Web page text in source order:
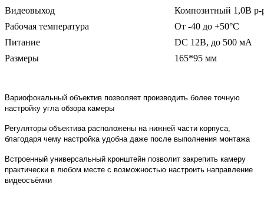
Видеовыход
Композитный 1,0В
Рабочая температура
От -40 до +50°C
Питание
DC 12В, до 500 мА
Размеры
165*95 мм
Вариофокальный объектив позволяет производить более точную
настройку угла обзора камеры
Регуляторы объектива расположены на нижней части корпуса,
благодаря чему настройка удобна даже после выполнения монтажа
Встроенный универсальный кронштейн позволит закрепить камеру
практически в любом месте с возможностью настроить направление
видеосъёмки